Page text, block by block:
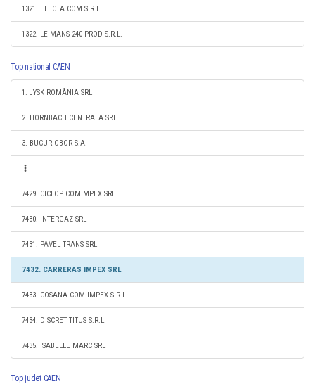
1321. ELECTA COM S.R.L.
1322. LE MANS 240 PROD S.R.L.
Top national CAEN
1. JYSK ROMÂNIA SRL
2. HORNBACH CENTRALA SRL
3. BUCUR OBOR S.A.
7429. CICLOP COMIMPEX SRL
7430. INTERGAZ SRL
7431. PAVEL TRANS SRL
7432. CARRERAS IMPEX SRL
7433. COSANA COM IMPEX S.R.L.
7434. DISCRET TITUS S.R.L.
7435. ISABELLE MARC SRL
Top judet CAEN